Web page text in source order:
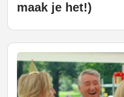
maak je het!)